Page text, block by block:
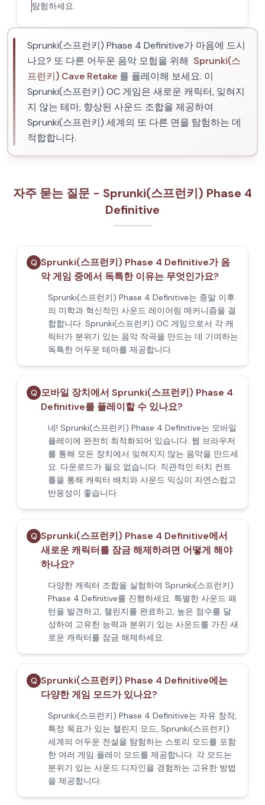
탐험하세요.
Sprunki(스프런키) Phase 4 Definitive가 마음에 드시
나요? 또 다른 어두운 음악 모험을 위해 Sprunki(스
프런키) Cave Retake 를 플레이해 보세요. 이
Sprunki(스프런키) OC 게임은 새로운 캐릭터, 잊혀지
지 않는 테마, 향상된 사운드 조합을 제공하여
Sprunki(스프런키) 세계의 또 다른 면을 탐험하는 데
적합합니다.
자주 묻는 질문 - Sprunki(스프런키) Phase 4
Definitive
Q Sprunki(스프런키) Phase 4 Definitive가 음
악 게임 중에서 독특한 이유는 무엇인가요?
Sprunki(스프런키) Phase 4 Definitive는 종말 이후
의 미학과 혁신적인 사운드 레이어링 메커니즘을 결
합합니다. Sprunki(스프런키) OC 게임으로서 각 캐
릭터가 분위기 있는 음악 작곡을 만드는 데 기여하는
독특한 어두운 테마를 제공합니다.
Q 모바일 장치에서 Sprunki(스프런키) Phase 4
Definitive를 플레이할 수 있나요?
네! Sprunki(스프런키) Phase 4 Definitive는 모바일
플레이에 완전히 최적화되어 있습니다. 웹 브라우저
를 통해 모든 장치에서 잊혀지지 않는 음악을 만드세
요. 다운로드가 필요 없습니다. 직관적인 터치 컨트
롤을 통해 캐릭터 배치와 사운드 믹싱이 자연스럽고
반응성이 좋습니다.
Q Sprunki(스프런키) Phase 4 Definitive에서
새로운 캐릭터를 잠금 해제하려면 어떻게 해야
하나요?
다양한 캐릭터 조합을 실험하여 Sprunki(스프런키)
Phase 4 Definitive를 진행하세요. 특별한 사운드 패
턴을 발견하고, 챌린지를 완료하고, 높은 점수를 달
성하여 고유한 능력과 분위기 있는 사운드를 가진 새
로운 캐릭터를 잠금 해제하세요.
Q Sprunki(스프런키) Phase 4 Definitive에는
다양한 게임 모드가 있나요?
Sprunki(스프런키) Phase 4 Definitive는 자유 창작,
특정 목표가 있는 챌린지 모드, Sprunki(스프런키)
세계의 어두운 전설을 탐험하는 스토리 모드를 포함
한 여러 게임 플레이 모드를 제공합니다. 각 모드는
분위기 있는 사운드 디자인을 경험하는 고유한 방법
을 제공합니다.